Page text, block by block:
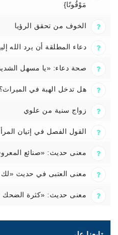
مَوْقُوتًا}
الخوف من تحقق الرؤيا
دعاء المطلقة أن يرد الله
صحة دعاء: «يا مسهل
هل تدخل الهبة في الميراث؟
زواج سنية من علوي
القول الفصل في إتيان
معنى حديث: «صنائع
معنى العتبى في حديث
معنى حديث: «كثرة الضحك